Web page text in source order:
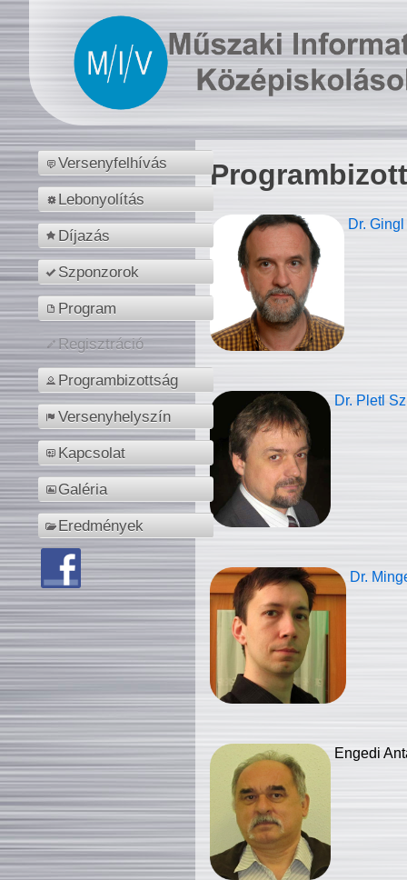
Versenyfelhívás
Lebonyolítás
Díjazás
Szponzorok
Program
Regisztráció
Programbizottság
Versenyhelyszín
Kapcsolat
Galéria
Eredmények
Dr.
Dr. Pletl
Dr.
Engedi